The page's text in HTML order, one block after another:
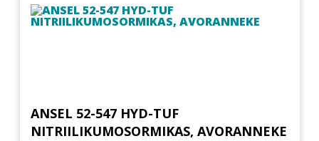
ANSEL 52-547 HYD-TUF
NITRIILIKUMOSORMIKAS, AVORANNEKE